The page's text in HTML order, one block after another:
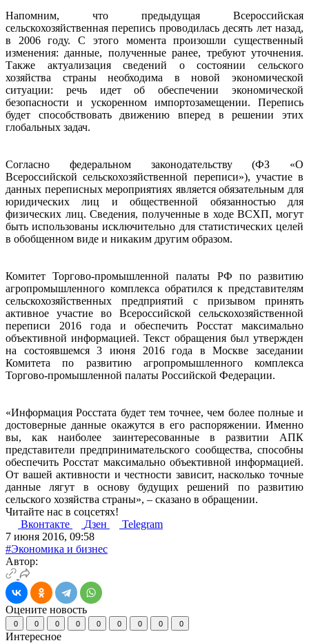
Напомним, что предыдущая Всероссийская
сельскохозяйственная перепись проводилась десять лет назад,
в 2006 году. С этого момента произошли существенный
изменения: данные, полученные ранее, требуют уточнения.
Также актуализация сведений о состоянии сельского
хозяйства страны необходима в новой экономической
ситуации: речь идет об обеспечении экономической
безопасности и ускоренном импортозамещении. Перепись
будет способствовать движению вперед в решении этих
глобальных задач.
Согласно федеральном законодательству (ФЗ «О
Всероссийской сельскохозяйственной переписи»), участие в
данных переписных мероприятиях является обязательным для
юридических лиц и общественной обязанностью для
физических лиц. Сведения, полученные в ходе ВСХП, могут
быть использованы исключительно для статистических целей
в обобщенном виде и никаким другим образом.
Комитет Торгово-промышленной палаты РФ по развитию
агропромышленного комплекса обратился к представителям
сельскохозяйственных предприятий с призывом принять
активное участие во Всероссийской сельскохозяйственной
переписи 2016 года и обеспечить Росстат максимально
объективной информацией. Текст обращения был утвержден
на состоявшемся 3 июня 2016 года в Москве заседании
Комитета по развитию агропромышленного комплекса
Торгово-промышленной палаты Российской Федерации.
«Информация Росстата будет тем точнее, чем более полные и
достоверные данные окажутся в его распоряжении. Именно
вы, как наиболее заинтересованные в развитии АПК
представители предпринимательского сообщества, способны
обеспечить Росстат максимально объективной информацией.
От вашей активности и честности зависит, насколько точные
данные лягут в основу будущих решений по развитию
сельского хозяйства страны», – сказано в обращении.
Читайте нас в соцсетях!
Вконтакте
Дзен
Telegram
7 июня 2016, 09:58
#Экономика и бизнес
Автор:
Оцените новость
0 0 0 0 0 0 0 0 0
Интересное